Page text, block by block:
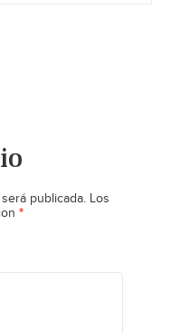
publicada. Los
*